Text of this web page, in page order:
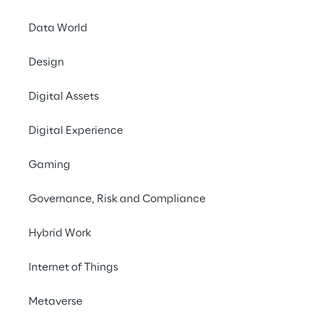
Data World
Design
Digital Assets
Digital Experience
Gaming
Governance, Risk and Compliance
Hybrid Work
Internet of Things
Metaverse
[EXM, STAR:
sicherer und
, die es
Kontrolle über ihre
Vorgaben werden
Durch die
bei der Entwicklung
verbessern die